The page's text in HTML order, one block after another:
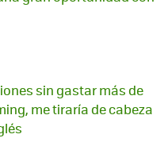
sin gastar más de
me tiraría de cabeza